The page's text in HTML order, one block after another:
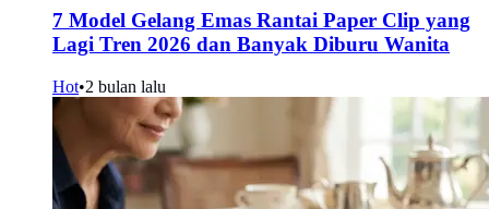
7 Model Gelang Emas Rantai Paper Clip yang
Lagi Tren 2026 dan Banyak Diburu Wanita
Hot•2 bulan lalu